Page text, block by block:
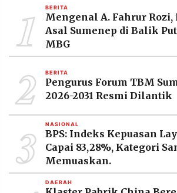
1 BERITA
Mengenal A. Fahrur Rozi,
Asal Sumenep di Balik
MBG
2 BERITA
Pengurus Forum TBM
2026-2031 Resmi Dilantik
3 NASIONAL
BPS: Indeks Kepuasan
Capai 83,28%, Kategori
Memuaskan.
DAERAH